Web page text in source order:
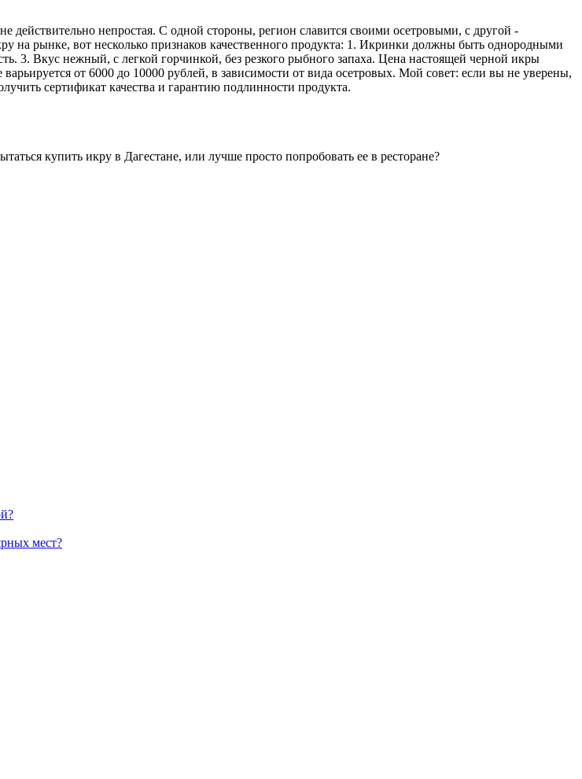
действительно непростая. С одной стороны, регион славится своими осетровыми, с другой -
на рынке, вот несколько признаков качественного продукта: 1. Икринки должны быть однородными
3. Вкус нежный, с легкой горчинкой, без резкого рыбного запаха. Цена настоящей черной икры
от 6000 до 10000 рублей, в зависимости от вида осетровых. Мой совет: если вы не уверены,
сертификат качества и гарантию подлинности продукта.
купить икру в Дагестане, или лучше просто попробовать ее в ресторане?
мест?